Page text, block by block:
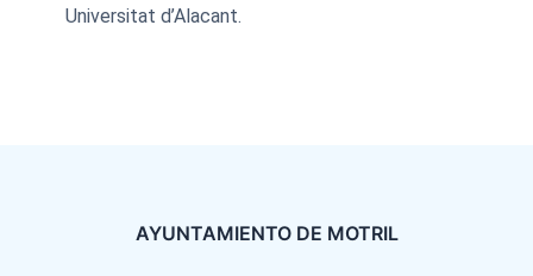
Universitat d’Alacant.
AYUNTAMIENTO DE MOTRIL